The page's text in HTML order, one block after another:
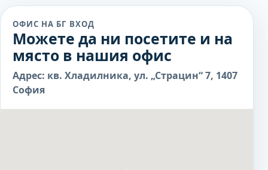
ОФИС НА БГ ВХОД
Можете да ни посетите и на
място в нашия офис
Адрес: кв. Хладилника, ул. „Страцин“ 7, 1407
София